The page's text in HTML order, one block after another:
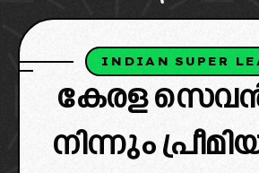
INDIAN SUPER
കേരള
നിന്നും